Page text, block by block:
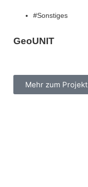
Sonstiges
GeoUNIT
Mehr zum Projekt